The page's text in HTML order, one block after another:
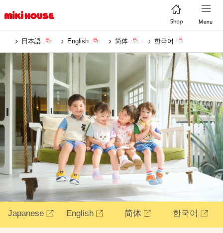
日本語 English 简体 한국어
Japanese English 简体 한국어